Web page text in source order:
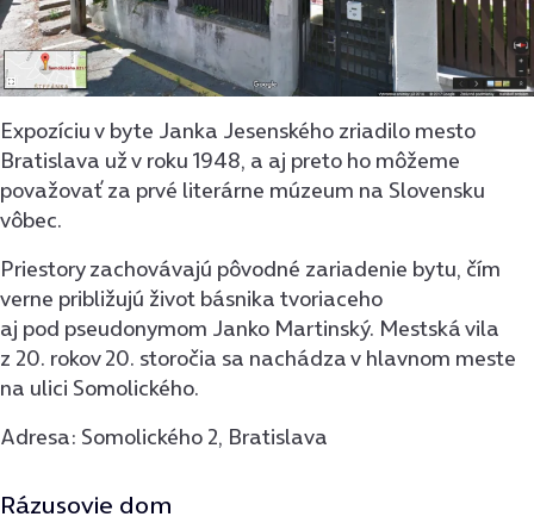
Expozíciu v byte Janka Jesenského zriadilo mesto
Bratislava už v roku 1948, a aj preto ho môžeme
považovať za prvé literárne múzeum na Slovensku
vôbec.
Priestory zachovávajú pôvodné zariadenie bytu, čím
verne približujú život básnika tvoriaceho
aj pod pseudonymom Janko Martinský. Mestská vila
z 20. rokov 20. storočia sa nachádza v hlavnom meste
na ulici Somolického.
Adresa: Somolického 2, Bratislava
Rázusovie dom